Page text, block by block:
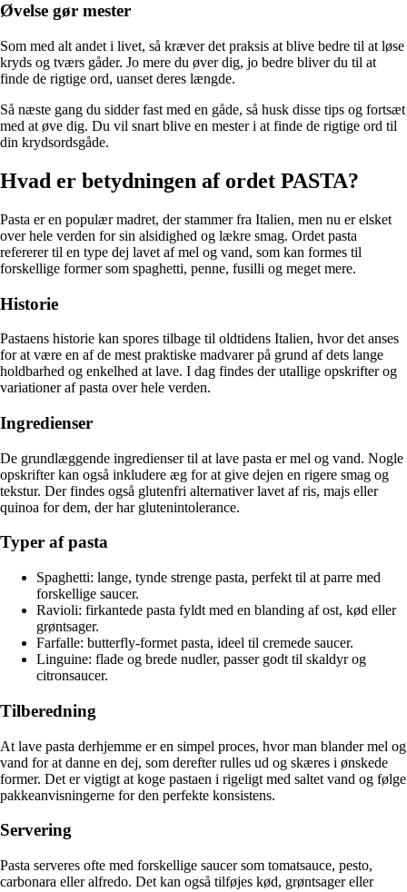
Øvelse gør mester
Som med alt andet i livet, så kræver det praksis at blive bedre til at løse
kryds og tværs gåder. Jo mere du øver dig, jo bedre bliver du til at
finde de rigtige ord, uanset deres længde.
Så næste gang du sidder fast med en gåde, så husk disse tips og fortsæt
med at øve dig. Du vil snart blive en mester i at finde de rigtige ord til
din krydsordsgåde.
Hvad er betydningen af ordet PASTA?
Pasta er en populær madret, der stammer fra Italien, men nu er elsket
over hele verden for sin alsidighed og lækre smag. Ordet pasta
refererer til en type dej lavet af mel og vand, som kan formes til
forskellige former som spaghetti, penne, fusilli og meget mere.
Historie
Pastaens historie kan spores tilbage til oldtidens Italien, hvor det anses
for at være en af de mest praktiske madvarer på grund af dets lange
holdbarhed og enkelhed at lave. I dag findes der utallige opskrifter og
variationer af pasta over hele verden.
Ingredienser
De grundlæggende ingredienser til at lave pasta er mel og vand. Nogle
opskrifter kan også inkludere æg for at give dejen en rigere smag og
tekstur. Der findes også glutenfri alternativer lavet af ris, majs eller
quinoa for dem, der har glutenintolerance.
Typer af pasta
Spaghetti: lange, tynde strenge pasta, perfekt til at parre med
forskellige saucer.
Ravioli: firkantede pasta fyldt med en blanding af ost, kød eller
grøntsager.
Farfalle: butterfly-formet pasta, ideel til cremede saucer.
Linguine: flade og brede nudler, passer godt til skaldyr og
citronsaucer.
Tilberedning
At lave pasta derhjemme er en simpel proces, hvor man blander mel og
vand for at danne en dej, som derefter rulles ud og skæres i ønskede
former. Det er vigtigt at koge pastaen i rigeligt med saltet vand og følge
pakkeanvisningerne for den perfekte konsistens.
Servering
Pasta serveres ofte med forskellige saucer som tomatsauce, pesto,
carbonara eller alfredo. Det kan også tilføjes kød, grøntsager eller